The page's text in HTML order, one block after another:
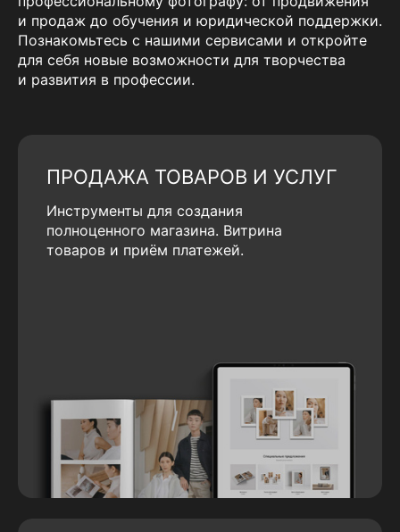
и продаж до обучения и юридической поддержки.
Познакомьтесь с нашими сервисами и откройте
для себя новые возможности для творчества
и развития в профессии.
ПРОДАЖА ТОВАРОВ И УСЛУГ
Инструменты для создания
полноценного магазина. Витрина
товаров и приём платежей.